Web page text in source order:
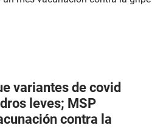
variantes de covid
leves; MSP
contra la